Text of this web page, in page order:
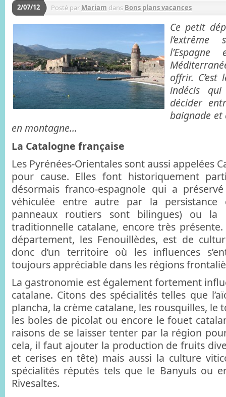
2/07/12 Posté par Mariam dans Bons plans vacances
Ce petit
offrir.
indécis
décider
baignade et
en montagne…
La Catalogne française
Les Pyrénées-Orientales sont aussi appelées
pour cause. Elles font historiquement
désormais franco-espagnole qui a
véhiculée entre autre par la
panneaux routiers sont bilingues) ou la
traditionnelle catalane, encore très
département, les Fenouillèdes, est de
donc d’un territoire où les influences
toujours appréciable dans les régions
La gastronomie est également fortement
catalane. Citons des spécialités telles que
plancha, la crème catalane, les rousquilles, le
les boles de picolat ou encore le fouet
raisons de se laisser tenter par la région
cela, il faut ajouter la production de fruits
et cerises en tête) mais aussi la culture
spécialités réputés tels que le Banyuls ou
Rivesaltes.